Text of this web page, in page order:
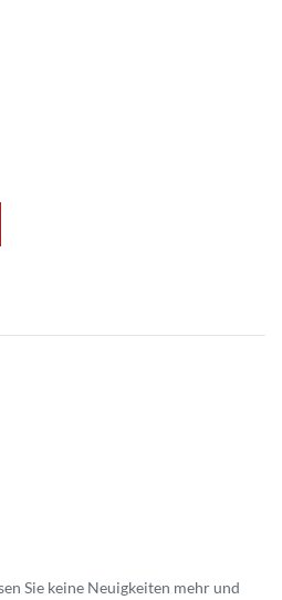
Sie keine Neuigkeiten mehr und